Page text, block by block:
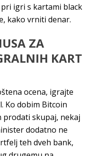
igri s kartami black
kako vrniti denar.
ZA
KART
ocena, igrajte
Ko dobim Bitcoin
skupaj, nekaj
dodatno ne
teh dveh bank,